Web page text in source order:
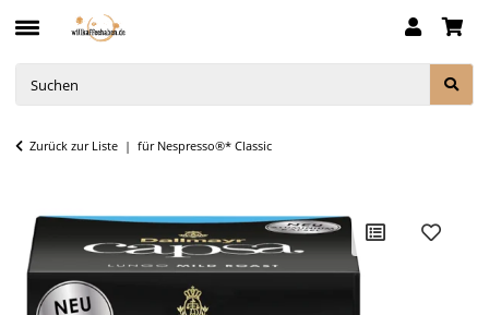
Zurück zur Liste für Nespresso®* Classic